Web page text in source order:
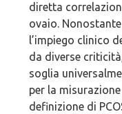
diretta
ovaio.
l’impiego clinico
da diverse
soglia
per la
definizione di